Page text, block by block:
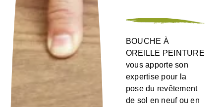
BOUCHE À
OREILLE PEINTURE
vous apporte son
expertise pour la
pose du revêtement
de sol en neuf ou en